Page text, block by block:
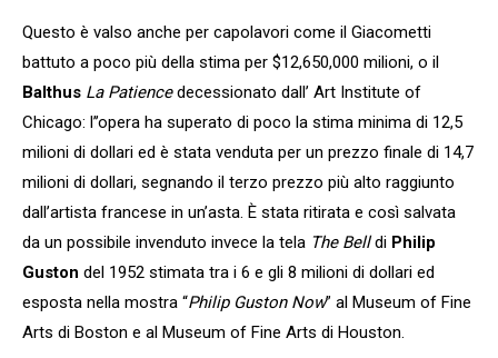
Questo è valso anche per capolavori come il Giacometti
battuto a poco più della stima per $12,650,000 milioni, o il
Balthus La Patiencedecessionato dall’ Art Institute of
Chicago: l’’opera ha superato di poco la stima minima di 12,5
milioni di dollari ed è stata venduta per un prezzo finale di 14,7
milioni di dollari, segnando il terzo prezzo più alto raggiunto
dall’artista francese in un’asta. È stata ritirata e così salvata
da un possibile invenduto invece la tela The Belldi Philip
Guston del 1952 stimata tra i 6 e gli 8 milioni di dollari ed
esposta nella mostra “Philip Guston Now” al Museum of Fine
Arts di Boston e al Museum of Fine Arts di Houston.